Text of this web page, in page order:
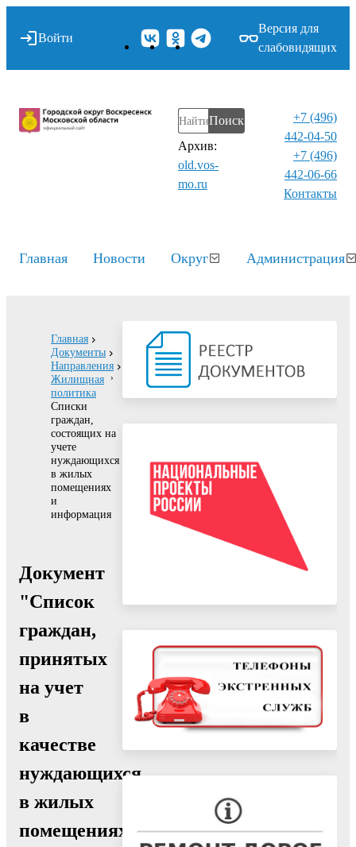
Войти
Версия для
слабовидящих
Поиск
Архив:
old.vos-
mo.ru
+7 (496)
442-04-50
+7 (496)
442-06-66
Контакты⁠
Главная Новости Округ Администрация
Главная
Документы
Направления
Жилищная
политика
Списки
граждан,
состоящих на
учете
нуждающихся
в жилых
помещениях
и
информация
Документ
"Список
граждан,
принятых
на учет
в
качестве
нуждающихся
в жилых
помещениях,